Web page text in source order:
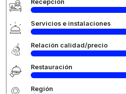
Recepción
Servicios e instalaciones
Relación calidad/precio
Restauración
Región